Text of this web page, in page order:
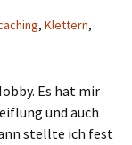
, Klettern,
Es hat mir
und auch
stellte ich fest